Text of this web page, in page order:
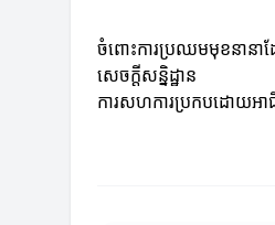
ចំពោះការប្រឈមមុខនានា
សេចក្តីសន្និដ្ឋាន
ការសហការប្រកបដោយអា